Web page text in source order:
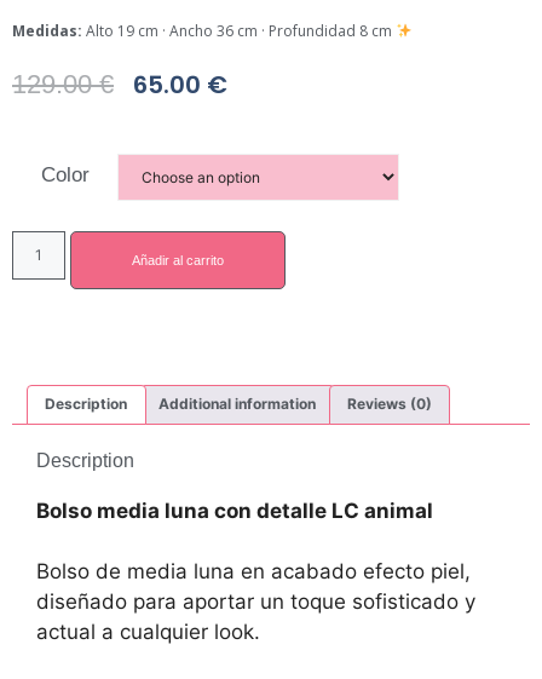
Medidas: Alto 19 cm · Ancho 36 cm · Profundidad 8 cm
129.00€ 65.00 €
Color
Añadir al carrito
Description Additional information Reviews (0)
Description
Bolso media luna con detalle LC animal
Bolso de media luna en acabado efecto piel,
diseñado para aportar un toque sofisticado y
actual a cualquier look.